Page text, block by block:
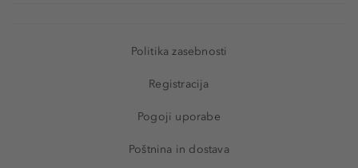
Politika zasebnosti
Registracija
Pogoji uporabe
Poštnina in dostava